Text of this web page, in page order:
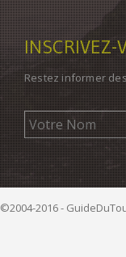
INSCRIVEZ-
Restez informer
©2004-2016 -